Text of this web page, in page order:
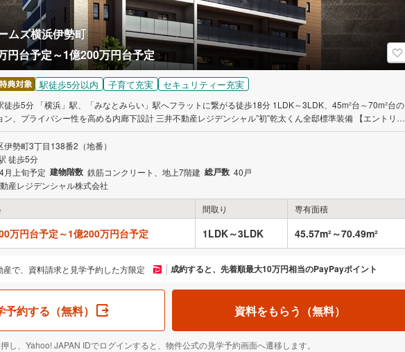
ムズ横浜伊勢町
台予定～1億200万円台予定
駅徒歩5分以内 子育て充実 セキュリティー充実
徒歩5分 「横浜」駅、「みなとみらい」駅へフラットに繋がる徒歩18分 1LDK～3LDK、45m²台～70m²台の
プライバシー性を高める内廊下設計 三井不動産レジデンシャル”初”乾太くん全邸標準装備 【エントリー
求ボタンより、エントリーをお願い致します。スケジュールなどの最新情報をメール等でご案内いたしま
勢町3丁目138番2（地番）
徒歩5分
月上旬予定 建物階数 鉄筋コンクリート、地上7階建 総戸数 40戸
産レジデンシャル株式会社
間取り 専有面積
万円台予定～1億200万円台予定 1LDK～3LDK 45.57m²～70.49m²
産で、資料請求と見学予約した方限定 成約すると、先着順最大10万円相当のPayPayポイント
予約する（無料） 資料をもらう（無料）
し、Yahoo! JAPAN IDでログインすると、物件公式の見学予約画面へ遷移します。